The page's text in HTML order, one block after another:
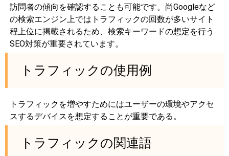
訪問者の傾向を確認することも可能です。尚Googleなど
の検索エンジン上ではトラフィックの回数が多いサイト
程上位に掲載されるため、検索キーワードの想定を行う
SEO対策が重要されています。
トラフィックの使用例
トラフィックを増やすためにはユーザーの環境やアクセ
スするデバイスを想定することが重要である。
トラフィックの関連語